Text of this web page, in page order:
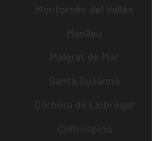
Montornès del Vallès
Manlleu
Malgrat de Mar
Santa Susanna
Corbera de Llobregat
Collsuspina